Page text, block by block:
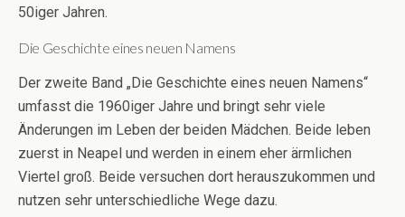
50iger Jahren.
Die Geschichte eines neuen Namens
Der zweite Band „Die Geschichte eines neuen Namens“
umfasst die 1960iger Jahre und bringt sehr viele
Änderungen im Leben der beiden Mädchen. Beide leben
zuerst in Neapel und werden in einem eher ärmlichen
Viertel groß. Beide versuchen dort herauszukommen und
nutzen sehr unterschiedliche Wege dazu.